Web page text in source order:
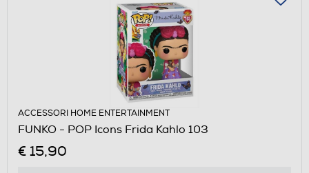
ACCESSORI HOME ENTERTAINMENT
FUNKO - POP Icons Frida Kahlo 103
€ 15,90